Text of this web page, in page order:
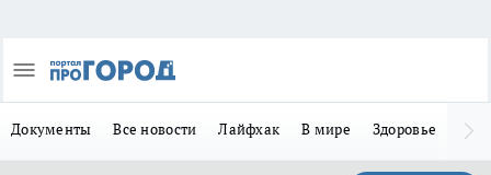
Документы Все новости Лайфхак В мире Здоровье